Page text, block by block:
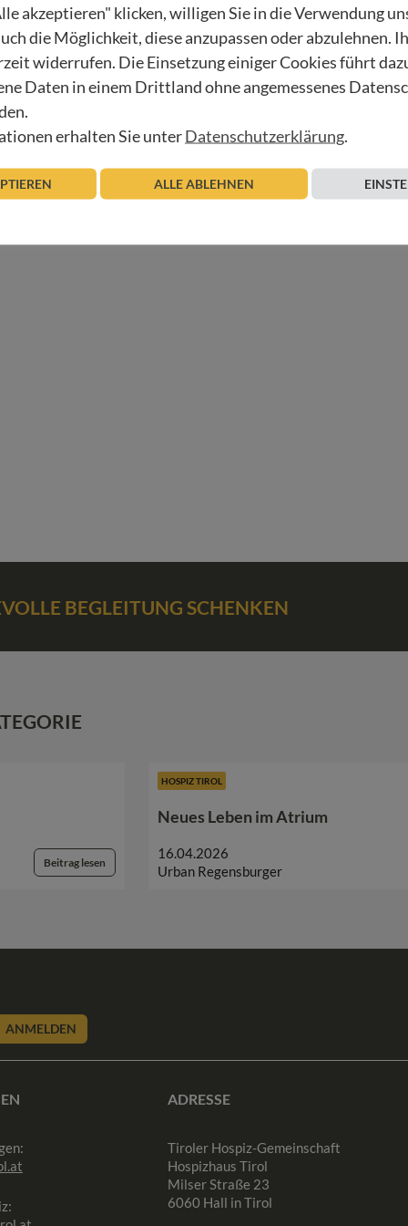
eingeladen, an Zweigen Blüten aufzuhängen, um
BEGLEITUNG SCHENKEN
Beitrag lesen
HOSPIZ TIROL
Neues Leben im Atrium
16.04.2026
Urban Regensburger
ANMELDEN
ADRESSE
Tiroler Hospiz-Gemeinschaft
Hospizhaus Tirol
Milser Straße 23
6060 Hall in Tirol
akzeptieren" klicken, willigen Sie in die Verwendung
die Möglichkeit, diese anzupassen oder abzulehnen.
widerrufen. Die Einsetzung einiger Cookies führt
Daten in einem Drittland ohne angemessenes
erhalten Sie unterDatenschutzerklärung.
ALLE ABLEHNEN